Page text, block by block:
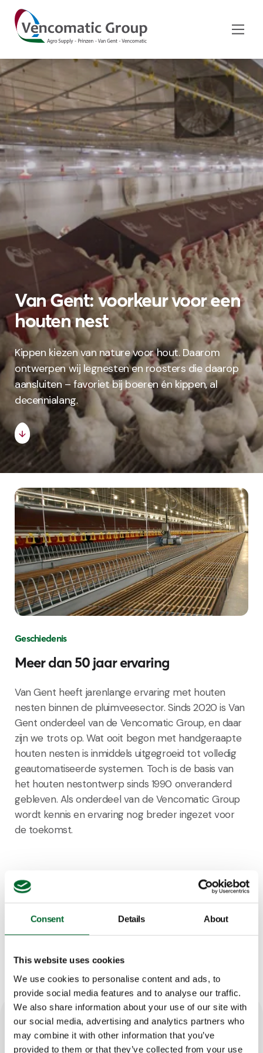
Consent Details About
This website uses cookies
We use cookies to personalise content and ads, to
provide social media features and to analyse our traffic.
We also share information about your use of our site with
our social media, advertising and analytics partners who
may combine it with other information that you’ve
provided to them or that they’ve collected from your use
Van Gent: voorkeur voor een
houten nest
Kippen kiezen van nature voor hout. Daarom
ontwerpen wij legnesten en roosters die daarop
aansluiten – favoriet bij boeren én kippen, al
decennialang.
Geschiedenis
Meer dan 50 jaar ervaring
Van Gent heeft jarenlange ervaring met houten
nesten binnen de pluimveesector. Sinds 2020 is Van
Gent onderdeel van de Vencomatic Group, en daar
zijn we trots op. Wat ooit begon met handgeraapte
houten nesten is inmiddels uitgegroeid tot volledig
geautomatiseerde systemen. Toch is de basis van
het houten nestontwerp sinds 1990 onveranderd
gebleven. Als onderdeel van de Vencomatic Group
wordt kennis en ervaring nog breder ingezet voor
de toekomst.
Geef je kip vier nestopties - ze kiest
altijd voor het houten nest